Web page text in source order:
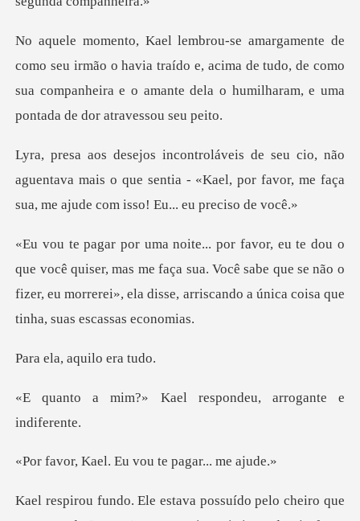
o havia traído e, acima de tudo, de como
sua companheira e o am
o
aguentava mais o que sentia - «Kael, por favor, me
iser, mas me faça sua. Você sabe que se não o
fizer, eu morrerei», e
, aquilo
ael respondeu, arro
l. Eu vou te pa